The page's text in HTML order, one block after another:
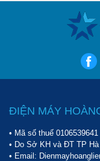
ĐIỆN MÁY
• Mã số thuế 0106539641
• Do Sở KH và ĐT TP
• Email: